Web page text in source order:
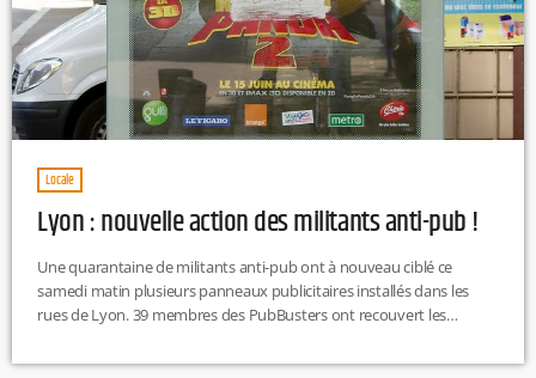
Locale
Lyon : nouvelle action des militants anti-pub !
Une quarantaine de militants anti-pub ont à nouveau ciblé ce
samedi matin plusieurs panneaux publicitaires installés dans les
rues de Lyon. 39 membres des PubBusters ont recouvert les
également été collées pour dissimuler les publicités.L’action menée